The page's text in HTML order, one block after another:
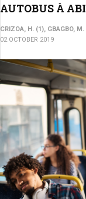
AUTOBUS À
CRIZOA, H. (1), GBAGBO,
02 OCTOBER 2019